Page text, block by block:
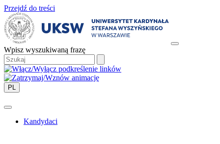
Przejdź do treści
Wpisz wyszukiwaną frazę
PL
Kandydaci